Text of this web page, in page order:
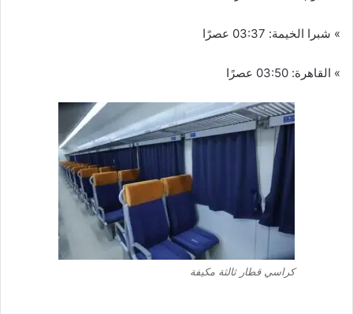
» شبرا الخيمة: 03:37 عصرًا
» القاهرة: 03:50 عصرًا
كراسي قطار ثالثة مكيفة